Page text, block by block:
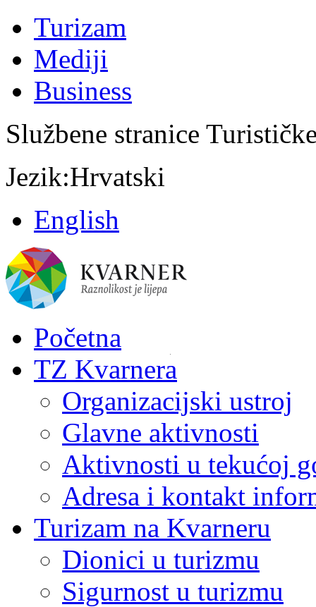
Turizam
Mediji
Business
Službene stranice
Jezik:Hrvatski
English
Početna
TZ Kvarnera
Organizacijski ustroj
Glavne aktivnosti
Aktivnosti u tekućoj
Adresa i kontakt
Turizam na Kvarneru
Dionici u turizmu
Sigurnost u turizmu
F.re.e.
F.re.e.